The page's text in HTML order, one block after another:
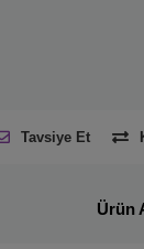
Tavsiye Et
Ürün